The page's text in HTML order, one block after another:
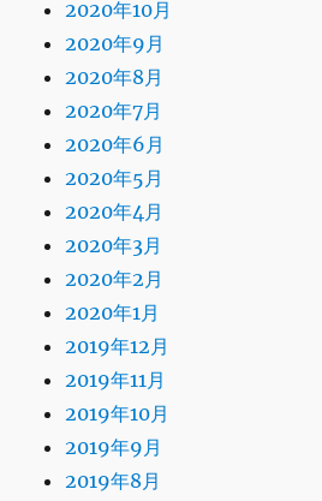
2020年10月
2020年9月
2020年8月
2020年7月
2020年6月
2020年5月
2020年4月
2020年3月
2020年2月
2020年1月
2019年12月
2019年11月
2019年10月
2019年9月
2019年8月